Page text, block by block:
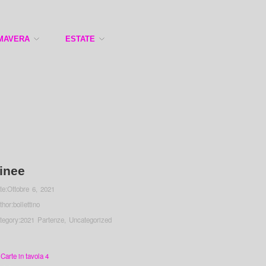
ESTATE
Ottobre 6, 2021
bollettino
2021 Partenze Uncategorized
in tavola 4